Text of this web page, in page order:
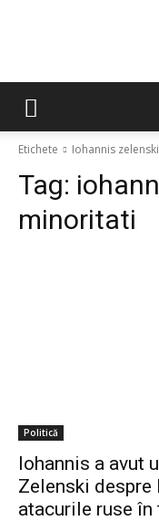
Etichete Iohannis
Tag:
minoritati
Politică
Iohannis a avut
Zelenski
atacurile ruse în